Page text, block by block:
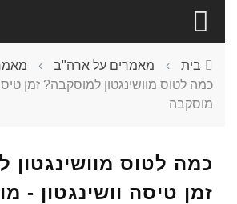
בית › מאמרים על ארה"ב ›
כמה לטוס מוושינגטון למוסקבה? זמן
מוסקבה
כמה לטוס מוושינגטון
זמן טיסה וושינגטון -